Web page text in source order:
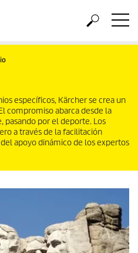
específicos, Kärcher se crea un
compromiso abarca desde la
pasando por el deporte. Los
a través de la facilitación
apoyo dinámico de los expertos